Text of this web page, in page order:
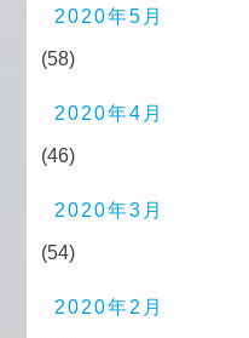
2020年5月
(58)
2020年4月
(46)
2020年3月
(54)
2020年2月